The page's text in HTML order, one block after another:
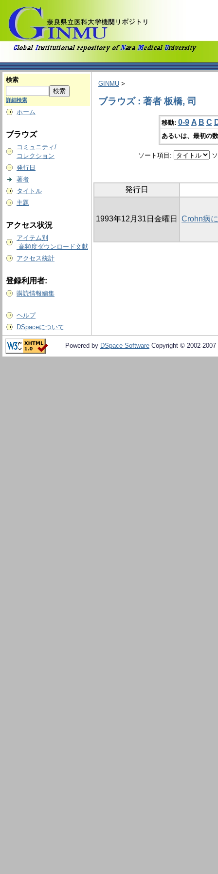
検索
詳細検索
ホーム
ブラウズ
コミュニティ/
コレクション
発行日
著者
タイトル
主題
アクセス状況
アイテム別
高頻度ダウンロード文献
アクセス統計
登録利用者:
購読情報編集
ヘルプ
DSpaceについて
GINMU >
ブラウズ : 著者 板橋, 司
移動: 0-9 A B C
あるいは、最初の
ソート項目:
発行日
1993年12月31日金曜日 Crohn病
Powered by DSpace Software Copyright © 2002-2007